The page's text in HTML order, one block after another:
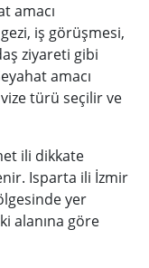
amacı
iş görüşmesi,
ziyareti gibi
amacı
türü seçilir ve
ili dikkate
Isparta ili İzmir
yer
alanına göre